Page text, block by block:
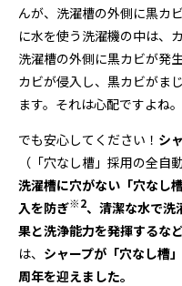
んが、洗濯槽の外側に黒カ
に水を使う洗濯機の中は、
洗濯槽の外側に黒カビが発
カビが侵入し、黒カビがま
ます。それは心配ですよね。
でも安心してください！ シ
（「穴なし槽」採用の全自
洗濯槽に穴がない「穴なし
入を防ぎ※2、清潔な水で洗
果と洗浄能力を発揮するな
は、 シャープが「穴なし槽
周年を迎えました。